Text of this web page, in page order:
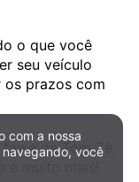
o que você
seu veículo
os prazos com
de Tom Zé,
muito mais!
com a nossa
você